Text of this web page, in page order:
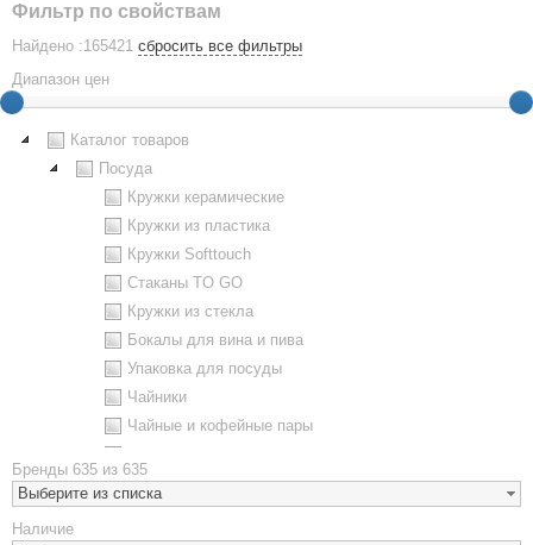
Фильтр по свойствам
Найдено :165421 сбросить все фильтры
Диапазон цен
Каталог товаров
Посуда
Кружки керамические
Кружки из пластика
Кружки Softtouch
Стаканы TO GO
Кружки из стекла
Бокалы для вина и пива
Упаковка для посуды
Чайники
Чайные и кофейные пары
Наборы посуды
Предметы сервировки
Стаканы
Бренды 635 из 635
Выберите из списка
Наличие